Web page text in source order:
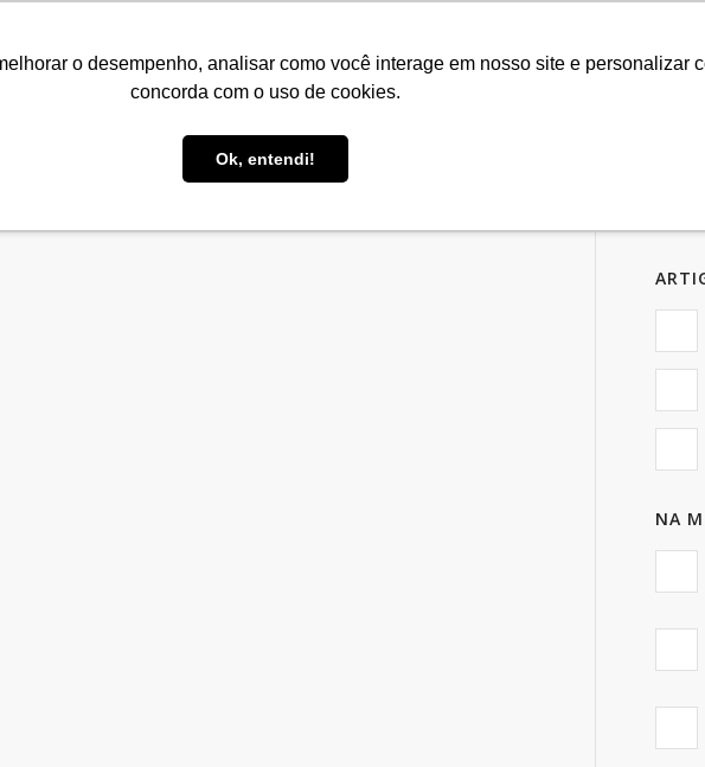
o desempenho, analisar como você interage em nosso site e personalizar
concorda com o uso de cookies.
Ok, entendi!
para finais de estaduais Você está aqui:
NA